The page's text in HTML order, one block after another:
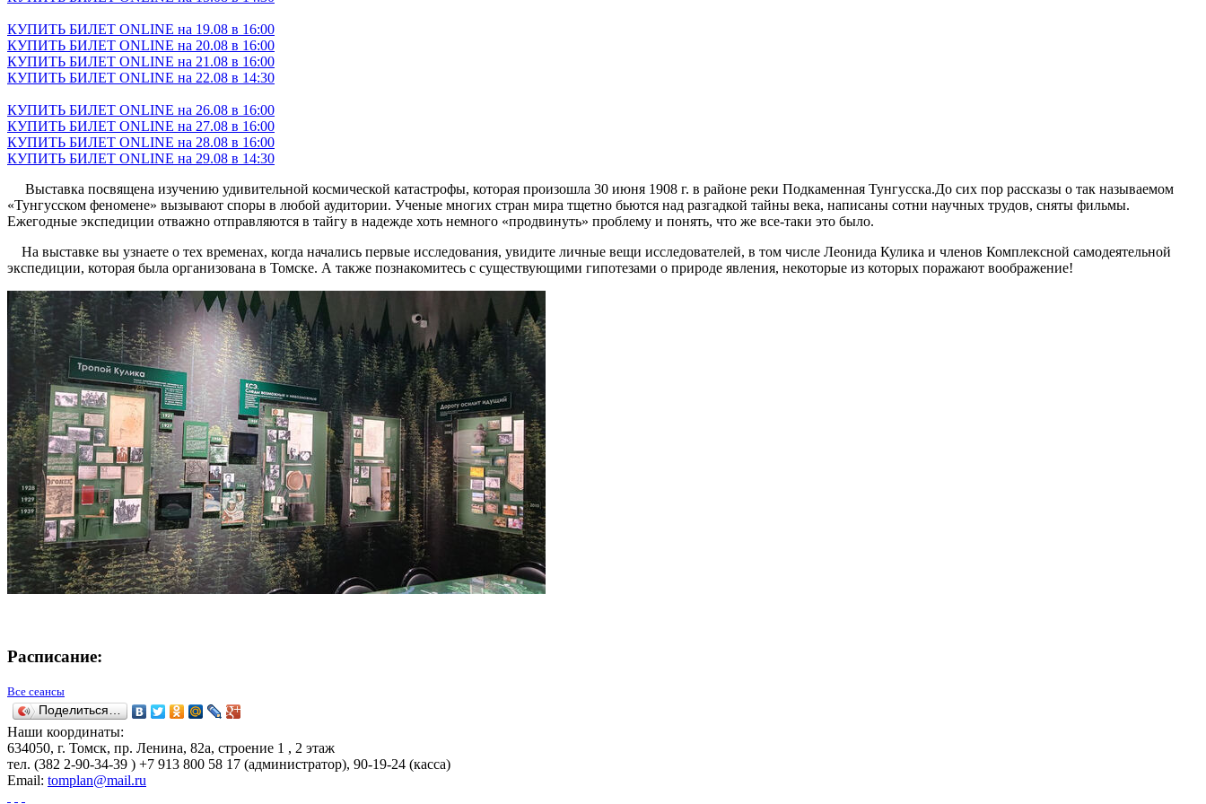
КУПИТЬ БИЛЕТ ONLINE на 19.08 в 16:00
КУПИТЬ БИЛЕТ ONLINE на 20.08 в 16:00
КУПИТЬ БИЛЕТ ONLINE на 21.08 в 16:00
КУПИТЬ БИЛЕТ ONLINE на 22.08 в 14:30
КУПИТЬ БИЛЕТ ONLINE на 26.08 в 16:00
КУПИТЬ БИЛЕТ ONLINE на 27.08 в 16:00
КУПИТЬ БИЛЕТ ONLINE на 28.08 в 16:00
КУПИТЬ БИЛЕТ ONLINE на 29.08 в 14:30
Выставка посвящена изучению удивительной космической катастрофы, которая произошла 30 июня 1908 г. в районе реки Подкаменная Тунгусска.До сих пор рассказы о так называемом
«Тунгусском феномене» вызывают споры в любой аудитории. Ученые многих стран мира тщетно бьются над разгадкой тайны века, написаны сотни научных трудов, сняты фильмы.
Ежегодные экспедиции отважно отправляются в тайгу в надежде хоть немного «продвинуть» проблему и понять, что же все-таки это было.
На выставке вы узнаете о тех временах, когда начались первые исследования, увидите личные вещи исследователей, в том числе Леонида Кулика и членов Комплексной самодеятельной
экспедиции, которая была организована в Томске. А также познакомитесь с существующими гипотезами о природе явления, некоторые из которых поражают воображение!
Расписание:
Все сеансы
Поделиться…
Наши координаты:
634050, г. Томск, пр. Ленина, 82а, строение 1 , 2 этаж
тел. (382 2-90-34-39 ) +7 913 800 58 17 (администратор), 90-19-24 (касса)
Email: tomplan@mail.ru